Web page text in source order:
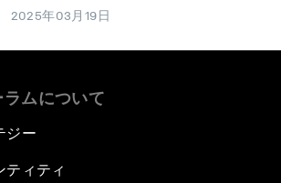
2025年03月19日
ムについて
ジー
ティティ